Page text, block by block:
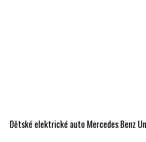
Dětské elektrické auto Mercedes Benz